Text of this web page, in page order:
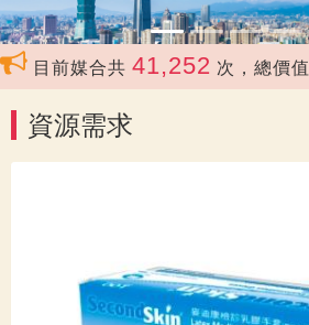
目前媒合共 41,252 次，總價值約
資源需求